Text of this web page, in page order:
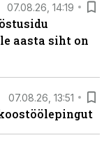
07.08.26, 14:19
aasta siht on
07.08.26, 13:51